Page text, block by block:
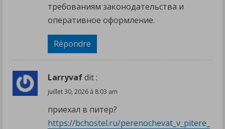
требованиям законодательства и
оперативное оформление.
Répondre
Larryvafdit :
juillet 30, 2026 à 8:03 am
приехал в питер?
https://bchostel.ru/perenochevat_v_pitere_